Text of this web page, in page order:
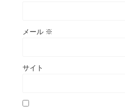
メール ※
サイト